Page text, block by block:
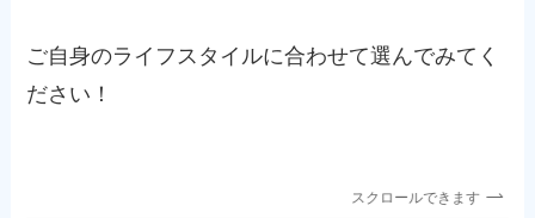
ご自身のライフスタイルに合わせて選んでみてく
ださい！
スクロールできます